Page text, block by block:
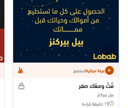
عينة مجانيةاستمع
مُتْ ومعَك صفر
بيل بيركنز
15 دقيقة قراءة